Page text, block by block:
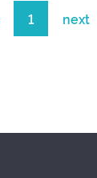
1 next